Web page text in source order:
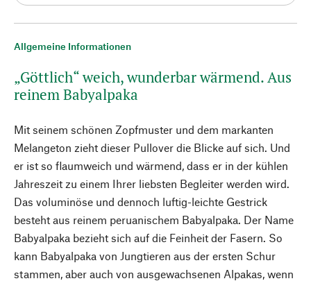
Allgemeine Informationen
„Göttlich“ weich, wunderbar wärmend. Aus
reinem Babyalpaka
Mit seinem schönen Zopfmuster und dem markanten
Melangeton zieht dieser Pullover die Blicke auf sich. Und
er ist so flaumweich und wärmend, dass er in der kühlen
Jahreszeit zu einem Ihrer liebsten Begleiter werden wird.
Das voluminöse und dennoch luftig-leichte Gestrick
besteht aus reinem peruanischem Babyalpaka. Der Name
Babyalpaka bezieht sich auf die Feinheit der Fasern. So
kann Babyalpaka von Jungtieren aus der ersten Schur
stammen, aber auch von ausgewachsenen Alpakas, wenn